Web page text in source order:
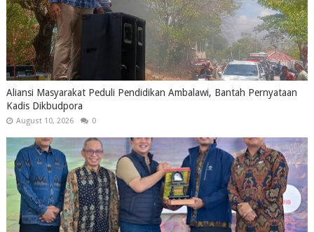
Aliansi Masyarakat Peduli Pendidikan Ambalawi, Bantah Pernyataan
Kadis Dikbudpora
August 10, 2026 0